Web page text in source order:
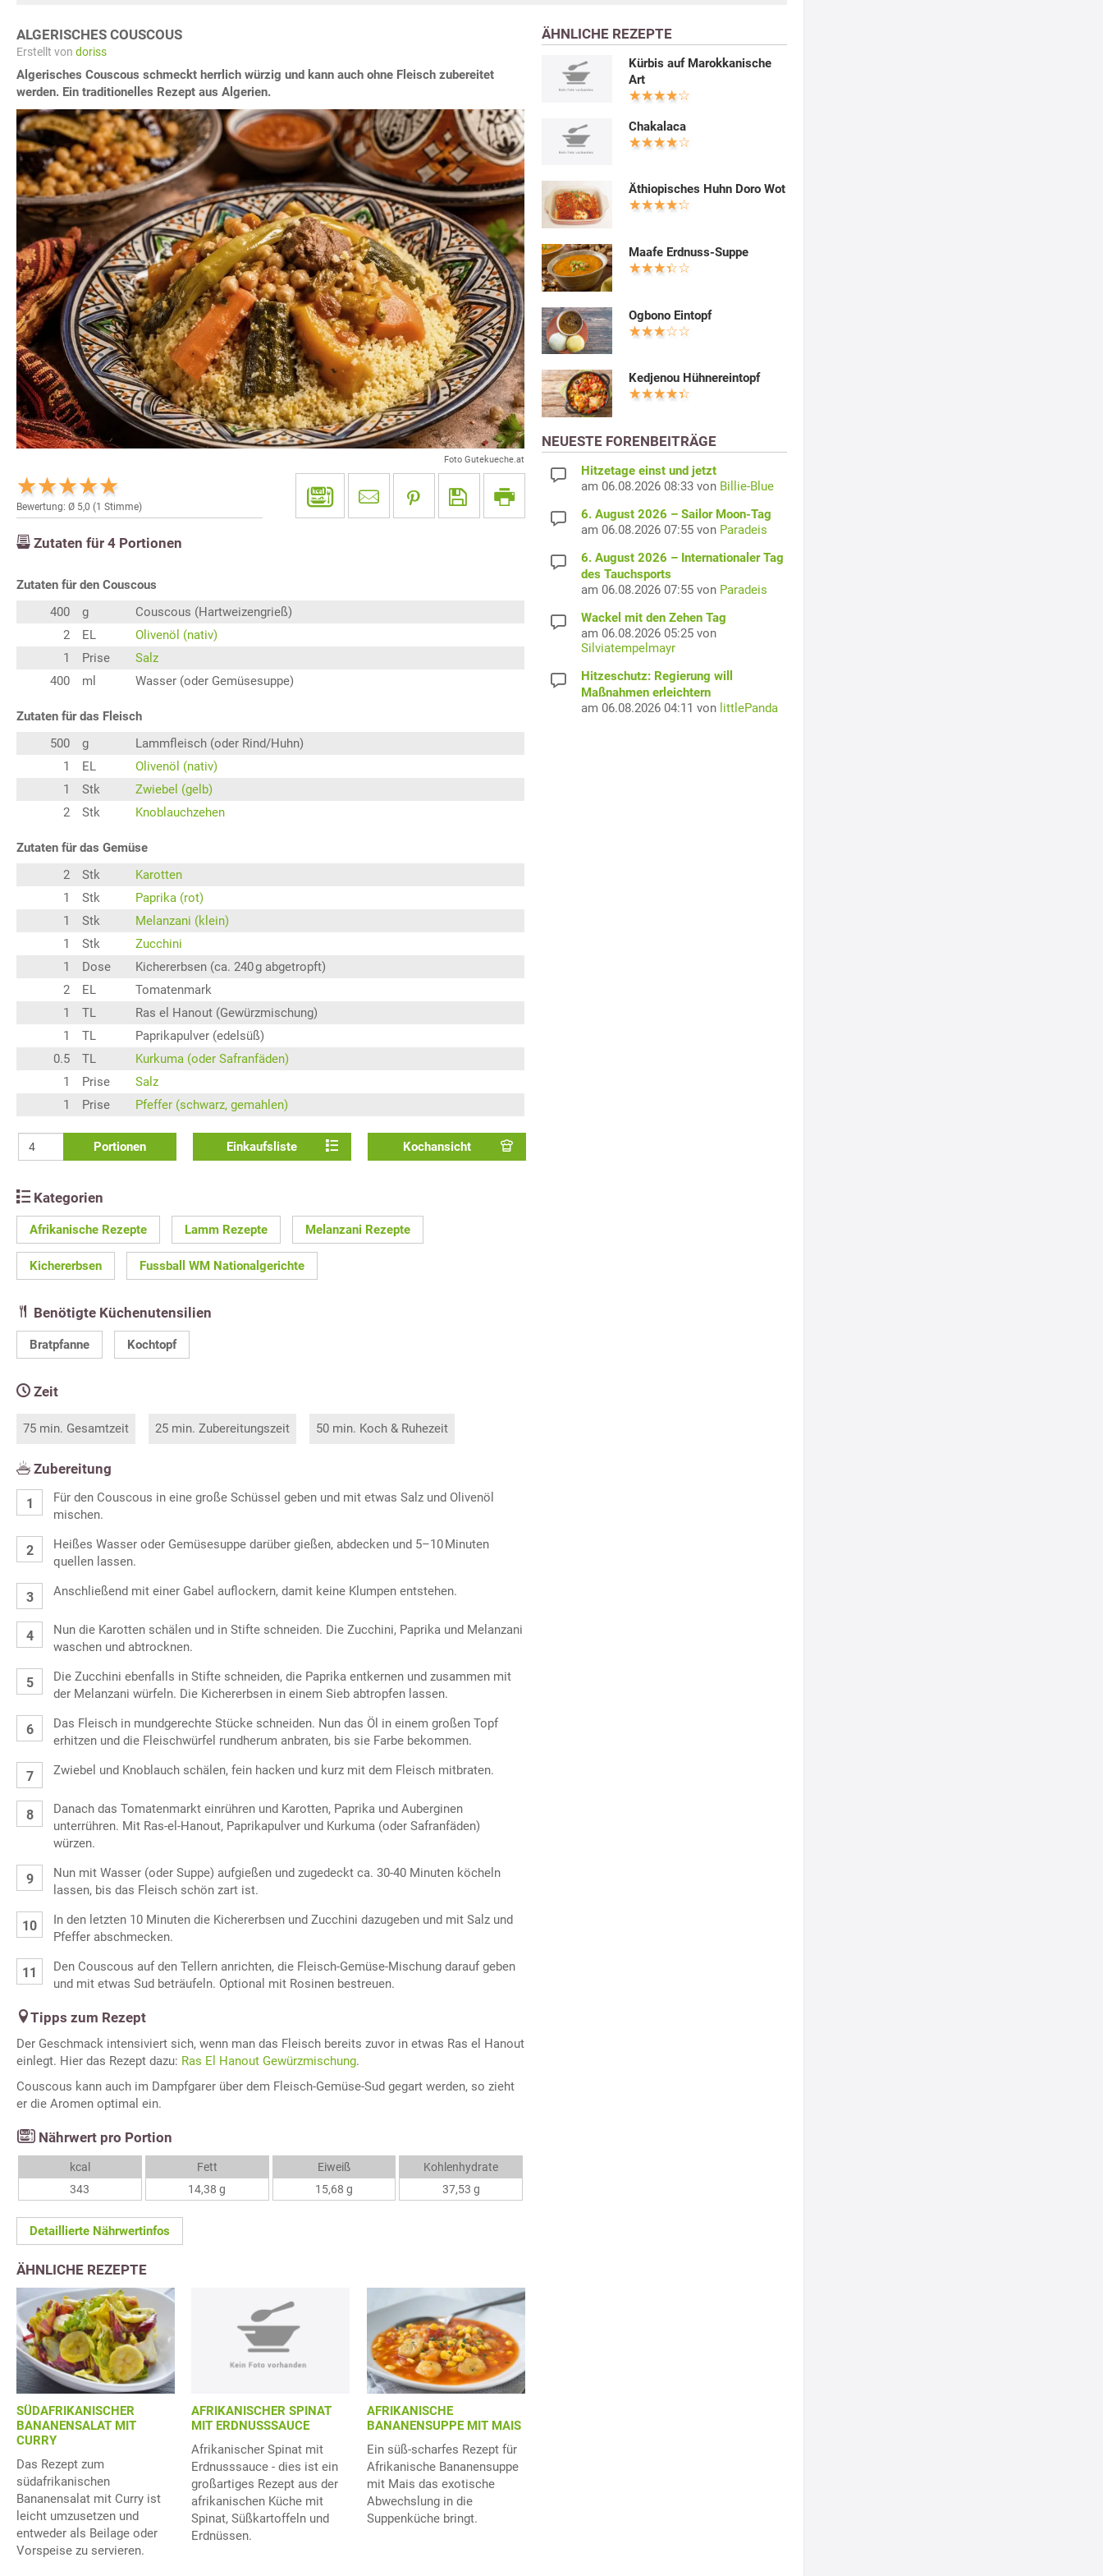
ALGERISCHES COUSCOUS
Erstellt von doriss
Algerisches Couscous schmeckt herrlich würzig und kann auch ohne Fleisch zubereitet
werden. Ein traditionelles Rezept aus Algerien.
Foto Gutekueche.at
Bewertung: Ø 5,0 (1 Stimme)
Zutaten für 4 Portionen
Zutaten für den Couscous
400
g
Couscous (Hartweizengrieß)
2
EL
Olivenöl (nativ)
1
Prise
Salz
400
ml Wasser (oder Gemüsesuppe)
Zutaten für das Fleisch
500
g
Lammfleisch (oder Rind/Huhn)
1
EL
Olivenöl (nativ)
1
Stk
Zwiebel (gelb)
2
Stk Knoblauchzehen
Zutaten für das Gemüse
2
Stk
Karotten
1
Stk
Paprika (rot)
1
Stk
Melanzani (klein)
1
Stk
Zucchini
1
Dose
Kichererbsen (ca. 240 g abgetropft)
2
EL
Tomatenmark
1
TL
Ras el Hanout (Gewürzmischung)
1
TL
Paprikapulver (edelsüß)
0.5
TL
Kurkuma (oder Safranfäden)
1
Prise
Salz
1
Prise Pfeffer (schwarz, gemahlen)
Portionen Einkaufsliste Kochansicht
Kategorien
Afrikanische Rezepte Lamm Rezepte Melanzani Rezepte
Kichererbsen Fussball WM Nationalgerichte
Benötigte Küchenutensilien
Bratpfanne Kochtopf
Zeit
75 min. Gesamtzeit 25 min. Zubereitungszeit 50 min. Koch & Ruhezeit
Zubereitung
Für den Couscous in eine große Schüssel geben und mit etwas Salz und Olivenöl
mischen.
Heißes Wasser oder Gemüsesuppe darüber gießen, abdecken und 5–10 Minuten
quellen lassen.
Anschließend mit einer Gabel auflockern, damit keine Klumpen entstehen.
Nun die Karotten schälen und in Stifte schneiden. Die Zucchini, Paprika und Melanzani
waschen und abtrocknen.
Die Zucchini ebenfalls in Stifte schneiden, die Paprika entkernen und zusammen mit
der Melanzani würfeln. Die Kichererbsen in einem Sieb abtropfen lassen.
Das Fleisch in mundgerechte Stücke schneiden. Nun das Öl in einem großen Topf
erhitzen und die Fleischwürfel rundherum anbraten, bis sie Farbe bekommen.
Zwiebel und Knoblauch schälen, fein hacken und kurz mit dem Fleisch mitbraten.
Danach das Tomatenmarkt einrühren und Karotten, Paprika und Auberginen
unterrühren. Mit Ras-el-Hanout, Paprikapulver und Kurkuma (oder Safranfäden)
würzen.
Nun mit Wasser (oder Suppe) aufgießen und zugedeckt ca. 30-40 Minuten köcheln
lassen, bis das Fleisch schön zart ist.
In den letzten 10 Minuten die Kichererbsen und Zucchini dazugeben und mit Salz und
Pfeffer abschmecken.
Den Couscous auf den Tellern anrichten, die Fleisch-Gemüse-Mischung darauf geben
und mit etwas Sud beträufeln. Optional mit Rosinen bestreuen.
Tipps zum Rezept
Der Geschmack intensiviert sich, wenn man das Fleisch bereits zuvor in etwas Ras el Hanout
einlegt. Hier das Rezept dazu: Ras El Hanout Gewürzmischung.
Couscous kann auch im Dampfgarer über dem Fleisch-Gemüse-Sud gegart werden, so zieht
er die Aromen optimal ein.
Nährwert pro Portion
kcal
343
Fett
14,38 g
Eiweiß
15,68 g
Kohlenhydrate
37,53 g
Detaillierte Nährwertinfos
ÄHNLICHE REZEPTE
SÜDAFRIKANISCHER
BANANENSALAT MIT
CURRY
Das Rezept zum
südafrikanischen
Bananensalat mit Curry ist
leicht umzusetzen und
entweder als Beilage oder
Vorspeise zu servieren.
AFRIKANISCHER SPINAT
MIT ERDNUSSSAUCE
Afrikanischer Spinat mit
Erdnusssauce - dies ist ein
großartiges Rezept aus der
afrikanischen Küche mit
Spinat, Süßkartoffeln und
Erdnüssen.
AFRIKANISCHE
BANANENSUPPE MIT MAIS
Ein süß-scharfes Rezept für
Afrikanische Bananensuppe
mit Mais das exotische
Abwechslung in die
Suppenküche bringt.
ÄHNLICHE REZEPTE
Kürbis auf Marokkanische
Art
Chakalaca
Äthiopisches Huhn Doro Wot
Maafe Erdnuss-Suppe
Ogbono Eintopf
Kedjenou Hühnereintopf
NEUESTE FORENBEITRÄGE
Hitzetage einst und jetzt
am 06.08.2026 08:33 von Billie-Blue
6. August 2026 – Sailor Moon-Tag
am 06.08.2026 07:55 von Paradeis
6. August 2026 – Internationaler Tag
des Tauchsports
am 06.08.2026 07:55 von Paradeis
Wackel mit den Zehen Tag
am 06.08.2026 05:25 von
Silviatempelmayr
Hitzeschutz: Regierung will
Maßnahmen erleichtern
am 06.08.2026 04:11 von littlePanda